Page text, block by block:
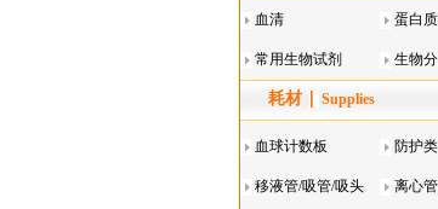
血清 蛋白
酶
常用生物试剂 生物
耗材 Supplies
血球计数板 防护类
移液管/吸管/吸头 离心